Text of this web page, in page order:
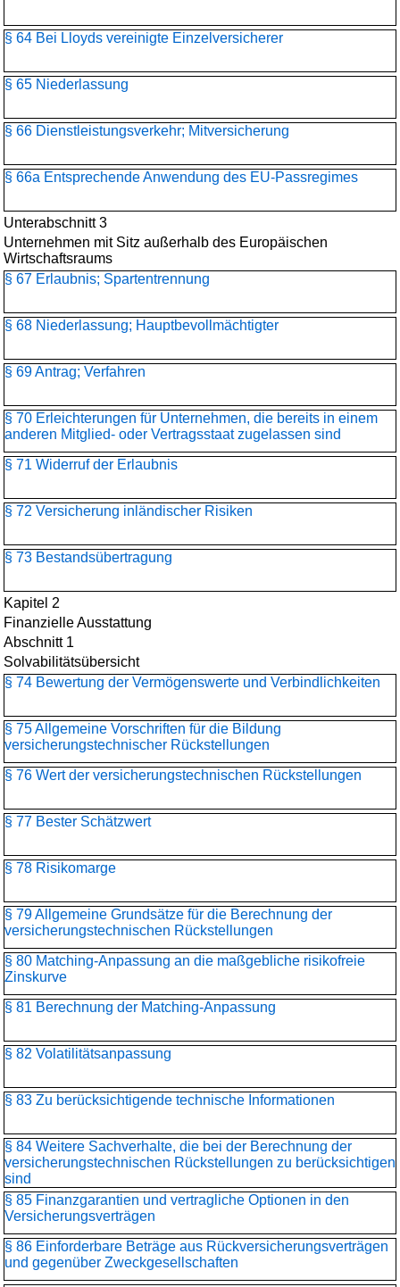
§ 64 Bei Lloyds vereinigte Einzelversicherer
§ 65 Niederlassung
§ 66 Dienstleistungsverkehr; Mitversicherung
§ 66a Entsprechende Anwendung des EU-Passregimes
Unterabschnitt 3
Unternehmen mit Sitz außerhalb des Europäischen
Wirtschaftsraums
§ 67 Erlaubnis; Spartentrennung
§ 68 Niederlassung; Hauptbevollmächtigter
§ 69 Antrag; Verfahren
§ 70 Erleichterungen für Unternehmen, die bereits in einem
anderen Mitglied- oder Vertragsstaat zugelassen sind
§ 71 Widerruf der Erlaubnis
§ 72 Versicherung inländischer Risiken
§ 73 Bestandsübertragung
Kapitel 2
Finanzielle Ausstattung
Abschnitt 1
Solvabilitätsübersicht
§ 74 Bewertung der Vermögenswerte und Verbindlichkeiten
§ 75 Allgemeine Vorschriften für die Bildung
versicherungstechnischer Rückstellungen
§ 76 Wert der versicherungstechnischen Rückstellungen
§ 77 Bester Schätzwert
§ 78 Risikomarge
§ 79 Allgemeine Grundsätze für die Berechnung der
versicherungstechnischen Rückstellungen
§ 80 Matching-Anpassung an die maßgebliche risikofreie
Zinskurve
§ 81 Berechnung der Matching-Anpassung
§ 82 Volatilitätsanpassung
§ 83 Zu berücksichtigende technische Informationen
§ 84 Weitere Sachverhalte, die bei der Berechnung der
versicherungstechnischen Rückstellungen zu berücksichtigen
sind
§ 85 Finanzgarantien und vertragliche Optionen in den
Versicherungsverträgen
§ 86 Einforderbare Beträge aus Rückversicherungsverträgen
und gegenüber Zweckgesellschaften